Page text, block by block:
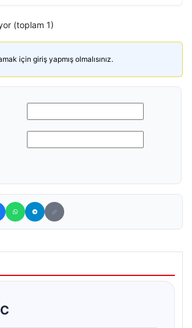
(toplam 1)
için giriş yapmış olmalısınız.